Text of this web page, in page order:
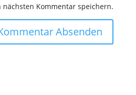
Kommentar speichern.